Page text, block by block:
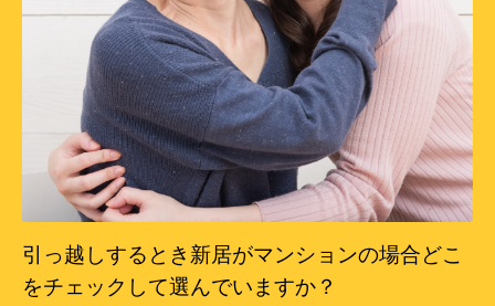
引っ越しするとき新居がマンションの場合どこ
をチェックして選んでいますか？